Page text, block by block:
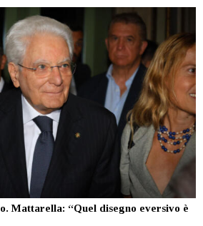
Mattarella: “Quel disegno eversivo è